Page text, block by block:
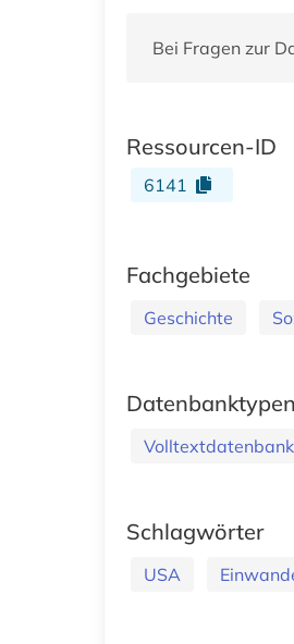
Bei Fragen zur
Ressourcen-ID
6141
Fachgebiete
Geschichte
Datenbanktypen
Volltextdatenbank
Schlagwörter
USA